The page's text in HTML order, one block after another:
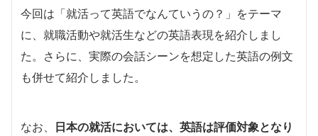
今回は「就活って英語でなんていうの？」をテーマ
に、就職活動や就活生などの英語表現を紹介しまし
た。さらに、実際の会話シーンを想定した英語の例文
も併せて紹介しました。
なお、 日本の就活においては、英語は評価対象となり